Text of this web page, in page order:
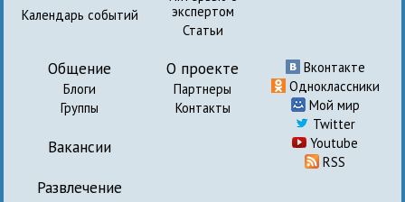
Календарь событий
экспертом
Статьи
Общение
Блоги
Группы
Вакансии
Развлечение
О проекте
Партнеры
Контакты
Вконтакте
Одноклассники
Мой мир
Twitter
Youtube
RSS